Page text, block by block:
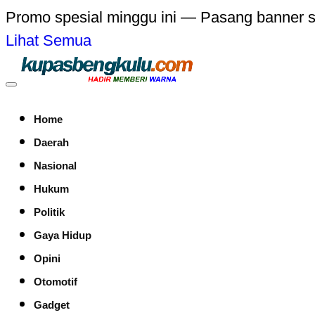
Promo spesial minggu ini — Pasang banner
Lihat Semua
Home
Daerah
Nasional
Hukum
Politik
Gaya Hidup
Opini
Otomotif
Gadget